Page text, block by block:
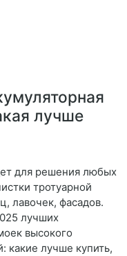
лучше
для решения любых
тротуарной
лавочек, фасадов.
лучших
высокого
какие лучше купить,